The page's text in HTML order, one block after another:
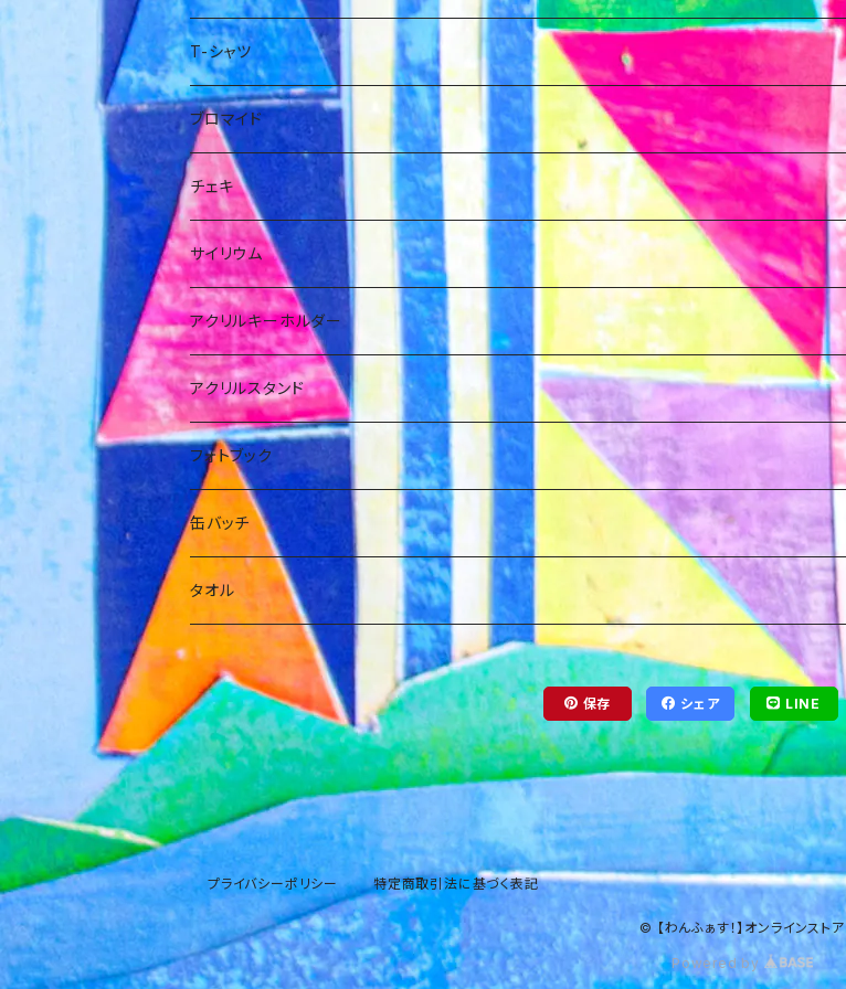
T-シャツ
小日向麻衣
橋本ともか
福澤みすみ
岡橋咲奈
佐野初花
箱推し
花村紗海
藤宮くるみ
松田琉那
西野ゆずき
ブロマイド
小日向麻衣
福澤みすみ
佐野初花
橋本ともか
岡橋咲奈
箱
チェキ
福澤みすみ
サイリウム
アクリルキーホルダー
アクリルスタンド
小日向麻衣
フォトブック
缶バッチ
タオル
保存 シェア LINE
プライバシーポリシー 特定商取引法に基づく表記
© 【わんふぁす！】オンラインストア
Powered by